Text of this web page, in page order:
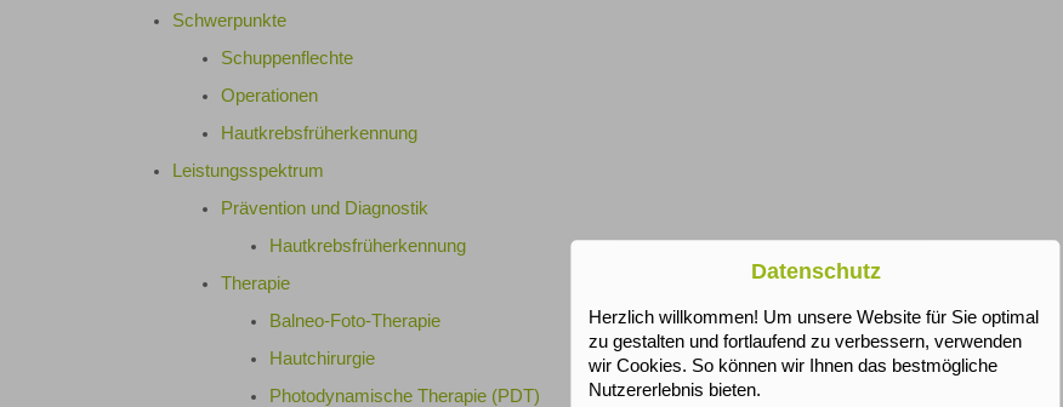
Schwerpunkte
Schuppenflechte
Operationen
Hautkrebsfrüherkennung
Leistungsspektrum
Prävention und Diagnostik
Hautkrebsfrüherkennung
Therapie
Balneo-Foto-Therapie
Hautchirurgie
Photodynamische Therapie (PDT)
Datenschutz
Herzlich willkommen! Um unsere Website für Sie optimal
zu gestalten und fortlaufend zu verbessern, verwenden
wir Cookies. So können wir Ihnen das bestmögliche
Nutzererlebnis bieten.